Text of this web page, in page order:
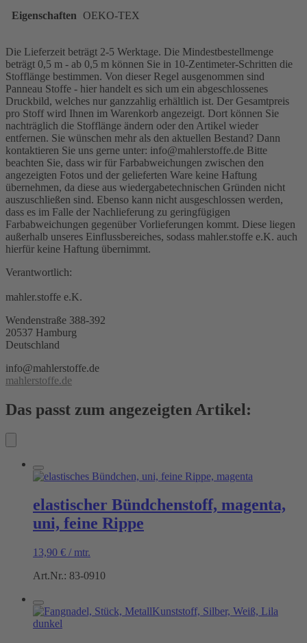
Eigenschaften OEKO-TEX
Die Lieferzeit beträgt 2-5 Werktage. Die Mindestbestellmenge
beträgt 0,5 m - ab 0,5 m können Sie in 10-Zentimeter-Schritten die
Stofflänge bestimmen. Von dieser Regel ausgenommen sind
Panneau Stoffe - hier handelt es sich um ein abgeschlossenes
Druckbild, welches nur ganzzahlig erhältlich ist. Der Gesamtpreis
pro Stoff wird Ihnen im Warenkorb angezeigt. Dort können Sie
nachträglich die Stofflänge ändern oder den Artikel wieder
entfernen. Sie wünschen mehr als den aktuellen Bestand? Dann
kontaktieren Sie uns gerne unter: info@mahlerstoffe.de Bitte
beachten Sie, dass wir für Farbabweichungen zwischen den
angezeigten Fotos und der gelieferten Ware keine Haftung
übernehmen, da diese aus wiedergabetechnischen Gründen nicht
auszuschließen sind. Ebenso kann nicht ausgeschlossen werden,
dass es im Falle der Nachlieferung zu geringfügigen
Farbabweichungen gegenüber Vorlieferungen kommt. Diese liegen
außerhalb unseres Einflussbereiches, sodass mahler.stoffe e.K. auch
hierfür keine Haftung übernimmt.
Verantwortlich:
mahler.stoffe e.K.
Wendenstraße 388-392
20537 Hamburg
Deutschland
info@mahlerstoffe.de
mahlerstoffe.de
Das passt zum angezeigten Artikel:
elastischer Bündchenstoff, magenta,
uni, feine Rippe
13,90 € / mtr.
Art.Nr.: 83-0910